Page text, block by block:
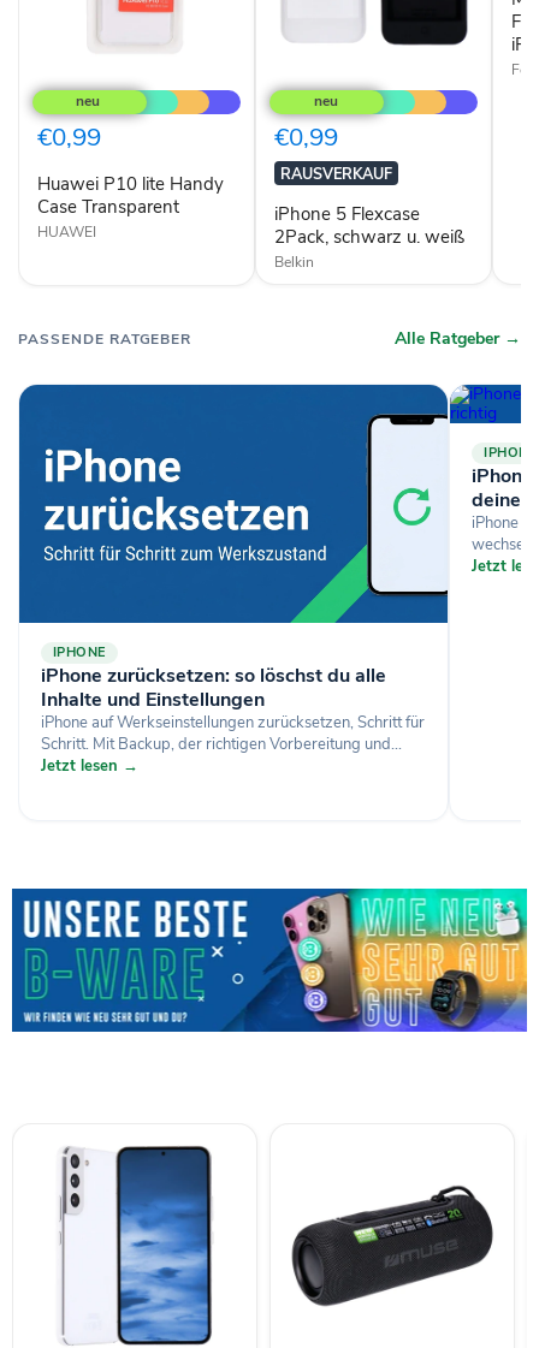
P10
lite
Handy
Case
€0,99
Huawei P10 lite Handy
Case Transparent
HUAWEI
5
Flexcase
2Pack,
schwarz
u.
weiß
€0,99
RAUSVERKAUF
iPhone 5 Flexcase
2Pack, schwarz u. weiß
Belkin
PASSENDE RATGEBER Alle Ratgeber →
IPHONE
iPhone zurücksetzen: so löschst du alle
Inhalte und Einstellungen
iPhone auf Werkseinstellungen zurücksetzen, Schritt für
Schritt. Mit Backup, der richtigen Vorbereitung und...
Jetzt lesen →
IPHONE
deine
iPhone
Jetzt